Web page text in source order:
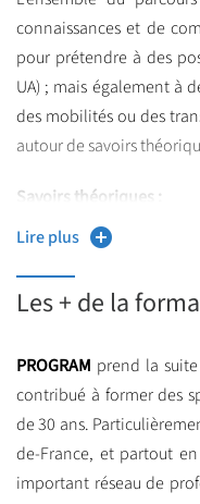
d’aménagement
mobilité sur un territoire.
L’option Stratégie
orientée vers les
l'évolution actuelle des
et de territoire,
fins d’analyses
stratégies et de
de projets urbains
compris dans des
en avant des
L'option Mobilités
connaissances et de
pour prétendre à des
UA) ; mais également à
des mobilités ou des
autour de savoirs
Savoirs théoriques :
Observation de
territorialisées,
Réalisation de
Définition des enjeux
Conception, mise en
de planification
compte l’économie
Lire plus
Les + de la
PROGRAM prend la
contribué à former des
de 30 ans.
de-France, et partout
important réseau de